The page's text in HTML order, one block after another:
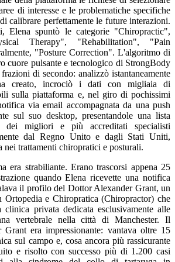
di interesse e le problematiche specifiche
calibrare perfettamente le future interazioni.
Elena spuntò le categorie "Chiropractic",
Therapy", "Rehabilitation", "Pain
"Posture Correction". L'algoritmo di
cuore pulsante e tecnologico di StrongBody
di secondo: analizzò istantaneamente
creato, incrociò i dati con migliaia di
sulla piattaforma e, nel giro di pochissimi
via email accompagnata da una push
sul suo desktop, presentandole una lista
dei migliori e più accreditati specialisti
dal Regno Unito e dagli Stati Uniti,
nei trattamenti chiropratici e posturali.
era strabiliante. Erano trascorsi appena 25
quando Elena ricevette una notifica
il profilo del Dottor Alexander Grant, un
Ortopedia e Chiropratica (Chiropractor) che
clinica privata dedicata esclusivamente alle
vertebrale nella città di Manchester. Il
era impressionante: vantava oltre 15
sul campo e, cosa ancora più rassicurante
e risolto con successo più di 1.200 casi